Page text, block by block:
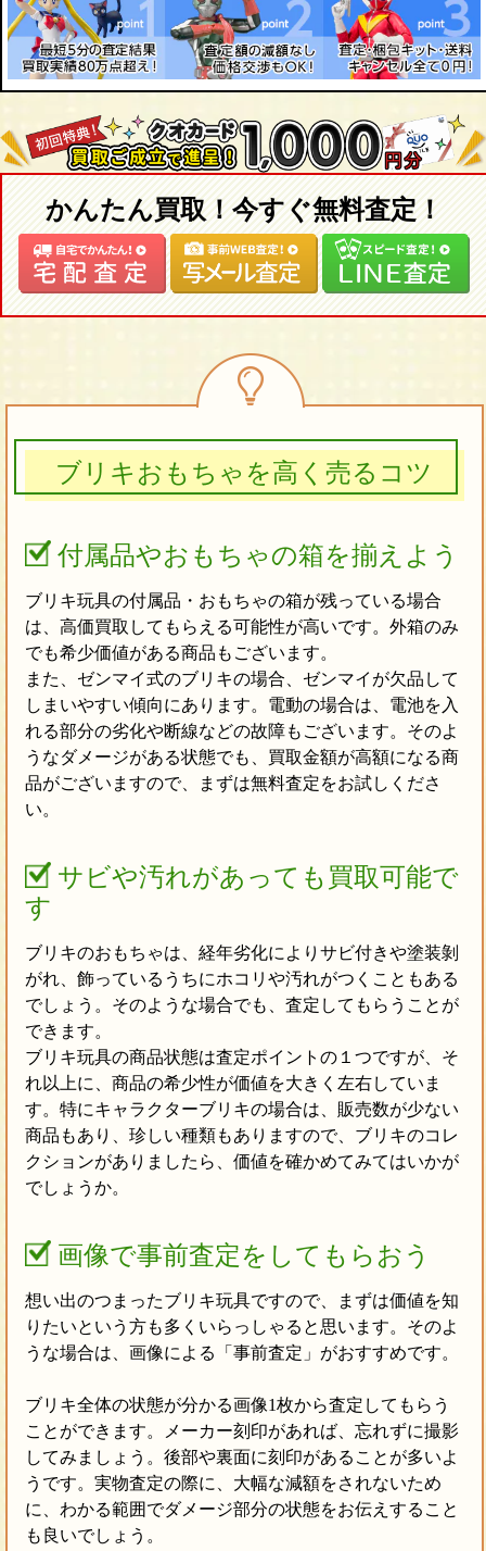
かんたん買取！今すぐ無料査定！
ブリキおもちゃを高く売るコツ
付属品やおもちゃの箱を揃えよう
ブリキ玩具の付属品・おもちゃの箱が残っている場合
は、高価買取してもらえる可能性が高いです。外箱のみ
でも希少価値がある商品もございます。
また、ゼンマイ式のブリキの場合、ゼンマイが欠品して
しまいやすい傾向にあります。電動の場合は、電池を入
れる部分の劣化や断線などの故障もございます。そのよ
うなダメージがある状態でも、買取金額が高額になる商
品がございますので、まずは無料査定をお試しくださ
い。
サビや汚れがあっても買取可能で
す
ブリキのおもちゃは、経年劣化によりサビ付きや塗装剝
がれ、飾っているうちにホコリや汚れがつくこともある
でしょう。そのような場合でも、査定してもらうことが
できます。
ブリキ玩具の商品状態は査定ポイントの１つですが、そ
れ以上に、商品の希少性が価値を大きく左右していま
す。特にキャラクターブリキの場合は、販売数が少ない
商品もあり、珍しい種類もありますので、ブリキのコレ
クションがありましたら、価値を確かめてみてはいかが
でしょうか。
画像で事前査定をしてもらおう
想い出のつまったブリキ玩具ですので、まずは価値を知
りたいという方も多くいらっしゃると思います。そのよ
うな場合は、画像による「事前査定」がおすすめです。
ブリキ全体の状態が分かる画像1枚から査定してもらう
ことができます。メーカー刻印があれば、忘れずに撮影
してみましょう。後部や裏面に刻印があることが多いよ
うです。実物査定の際に、大幅な減額をされないため
に、わかる範囲でダメージ部分の状態をお伝えすること
も良いでしょう。